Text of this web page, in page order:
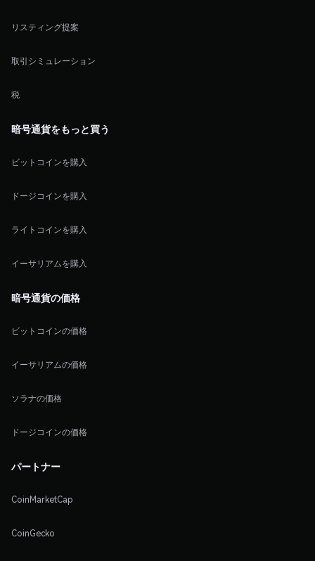
リスティング提案
取引シミュレーション
税
暗号通貨をもっと買う
ビットコインを購入
ドージコインを購入
ライトコインを購入
イーサリアムを購入
暗号通貨の価格
ビットコインの価格
イーサリアムの価格
ソラナの価格
ドージコインの価格
パートナー
CoinMarketCap
CoinGecko